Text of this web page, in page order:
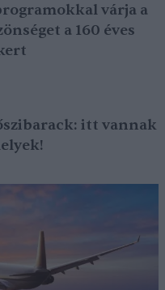
várja a
a 160 éves
itt vannak